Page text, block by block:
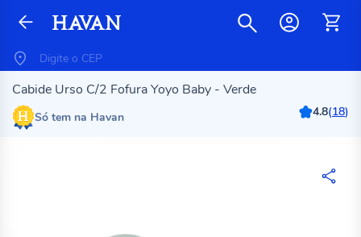
Cabide Urso C/2 Fofura Yoyo Baby - Verde
Só tem na Havan 4.8(18)